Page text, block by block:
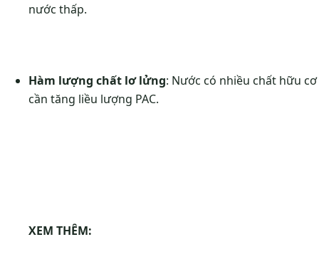
nước thấp.
Hàm lượng chất lơ lửng: Nước có nhiều chất hữu cơ
cần tăng liều lượng PAC.
XEM THÊM: